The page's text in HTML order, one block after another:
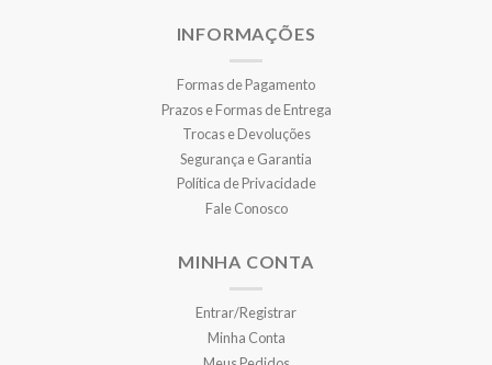
INFORMAÇÕES
Formas de Pagamento
Prazos e Formas de Entrega
Trocas e Devoluções
Segurança e Garantia
Política de Privacidade
Fale Conosco
MINHA CONTA
Entrar/Registrar
Minha Conta